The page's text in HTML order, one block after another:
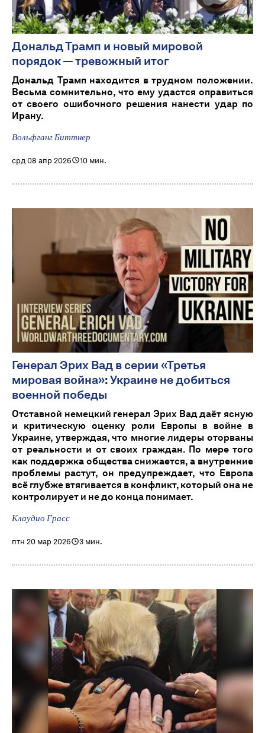
Дональд Трамп и новый мировой
порядок — тревожный итог
Дональд Трамп находится в трудном положении.
Весьма сомнительно, что ему удастся оправиться
от своего ошибочного решения нанести удар по
Ирану.
Вольфганг Биттнер
срд 08 апр 2026 10 мин.
Генерал Эрих Вад в серии «Третья
мировая война»: Украине не добиться
военной победы
Отставной немецкий генерал Эрих Вад даёт ясную
и критическую оценку роли Европы в войне в
Украине, утверждая, что многие лидеры оторваны
от реальности и от своих граждан. По мере того
как поддержка общества снижается, а внутренние
проблемы растут, он предупреждает, что Европа
всё глубже втягивается в конфликт, который она не
контролирует и не до конца понимает.
Клаудио Грасс
птн 20 мар 2026 3 мин.